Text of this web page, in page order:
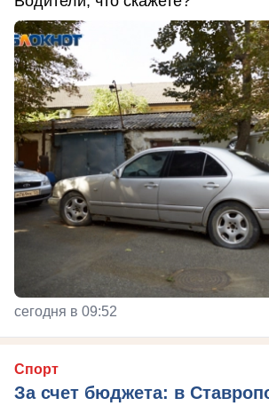
сегодня в 09:52
Спорт
За счет бюджета: в